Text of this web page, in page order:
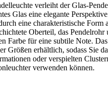
verleiht der Glas-
Glas eine elegante
eine charakteristische Form
Oberteil, das
Farbe für eine subtile Note.
Größen erhältlich, sodass Sie
oder verspielten
verwenden können.